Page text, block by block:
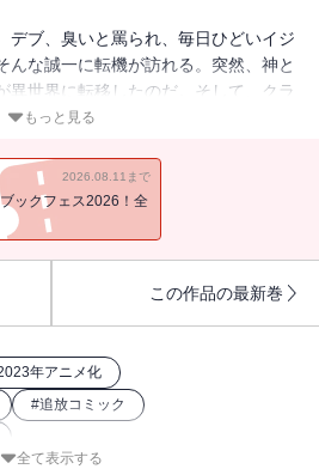
デブ、臭いと罵られ、毎日ひどいイジ
んな誠一に転機が訪れる。突然、神と
異世界に転移したのだ。そして、クラ
ることを拒絶された誠一は、過酷な異
べて一発逆転!? 「進化の実」をめぐる
待望のコミカライズ!!
もっと見る
2026.08.11まで
ックフェス2026！全
この作品の最新巻
年アニメ化
#追放コミック
全て表示する